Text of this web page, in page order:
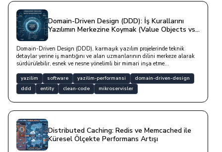
Domain-Driven Design (DDD): İş Kurallarını
Yazılımın Merkezine Koymak (Value Objects vs.
Domain-Driven Design (DDD), karmaşık yazılım projelerinde teknik
detaylar yerine iş mantığını ve alan uzmanlarının dilini merkeze alarak
sürdürülebilir, esnek ve nesne yönelimli bir mimari inşa etme
yazilim software yazilim-performansi
domain-driven-design
ddd
entity clean-code mikroservisler
Distributed Caching: Redis ve Memcached ile
Küresel Ölçekte Performans Artışı